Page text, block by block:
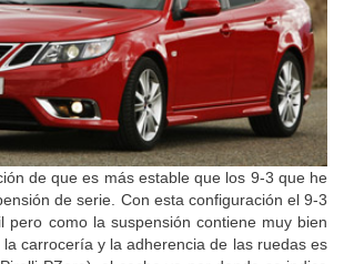
de que es más estable que los 9-3 que he
de serie. Con esta configuración el 9-3
pero como la suspensión contiene muy bien
carrocería y la adherencia de las ruedas es